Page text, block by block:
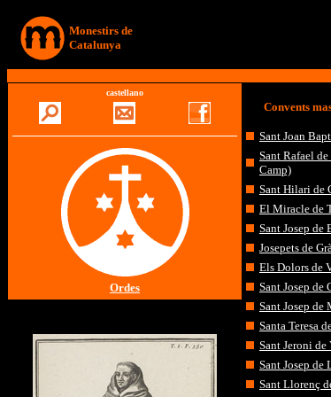
Monestirs de
Catalunya
castellano
Ordes
Convents
Sant Joan
Sant Rafael
Camp)
Sant Hilari de
El Miracle de
Sant Josep de
Josepets de
Els Dolors de
Sant Josep de
Sant Josep de
Santa Teresa
Sant Jeroni de
Sant Josep de
Sant Llorenç